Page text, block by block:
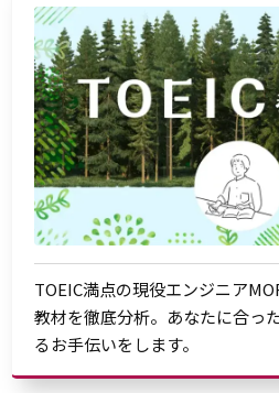
TOEIC満点の現役エンジニア
教材を徹底分析。あなたに合っ
るお手伝いをします。